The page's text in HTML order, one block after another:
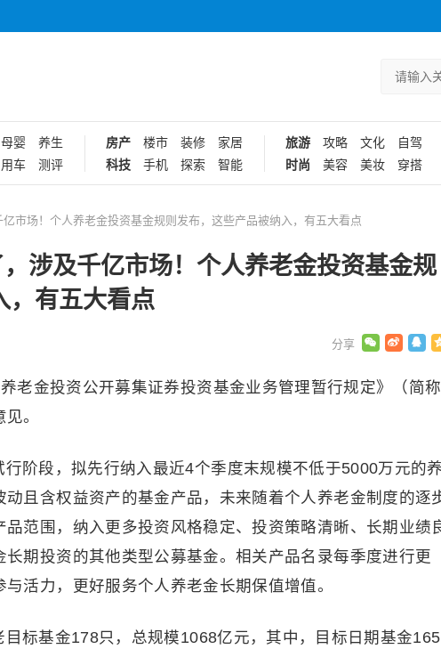
母婴
养生
用车 测评
房产 楼市 装修
家居
科技
手机 探索 智能
旅游 攻略 文化
自驾
时尚
美容 美妆 穿搭
市场！个人养老金投资基金规则发布，这些产品被纳入，有五大看点
涉及千亿市场！个人养老金投资基金规
，有五大看点
老金投资公开募集证券投资基金业务管理暂行规定》（简称
。
阶段，拟先行纳入最近4个季度末规模不低于5000万元的养
且含权益资产的基金产品，未来随着个人养老金制度的逐
范围，纳入更多投资风格稳定、投资策略清晰、长期业绩
期投资的其他类型公募基金。相关产品名录每季度进行更
活力，更好服务个人养老金长期保值增值。
目标基金178只，总规模1068亿元，其中，目标日期基金165